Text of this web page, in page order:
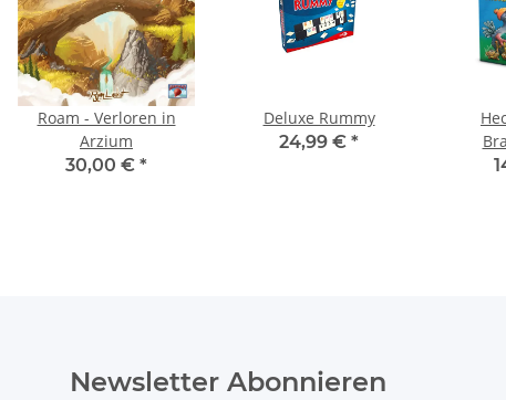
Roam - Verloren in
Arzium
30,00 € *
Deluxe Rummy
24,99 € *
Newsletter Abonnieren